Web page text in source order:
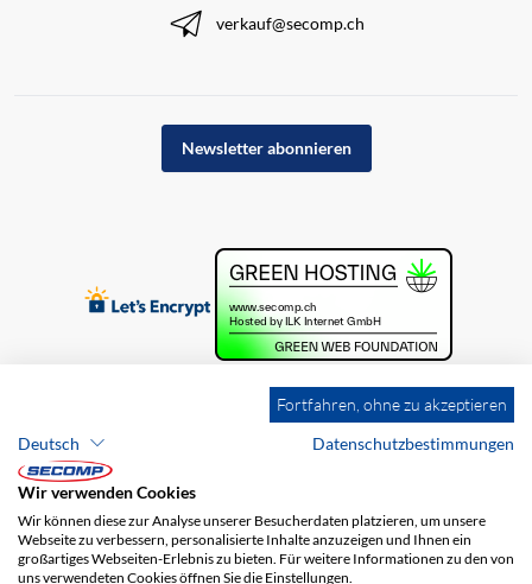
verkauf@secomp.ch
Newsletter abonnieren
Fortfahren, ohne zu akzeptieren
Deutsch
Datenschutzbestimmungen
Wir verwenden Cookies
Wir können diese zur Analyse unserer Besucherdaten platzieren, um unsere
Webseite zu verbessern, personalisierte Inhalte anzuzeigen und Ihnen ein
großartiges Webseiten-Erlebnis zu bieten. Für weitere Informationen zu den von
uns verwendeten Cookies öffnen Sie die Einstellungen.